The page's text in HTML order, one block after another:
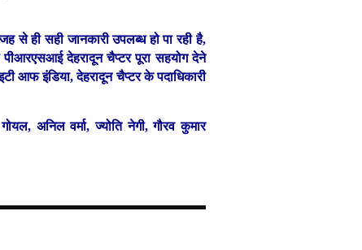
से ही सही जानकारी उपलब्ध हो पा रही है,
पीआरएसआई देहरादून चैप्टर पूरा सहयोग देने
आफ इंडिया, देहरादून चैप्टर के पदाधिकारी
अनिल वर्मा, ज्योति नेगी, गौरव कुमार